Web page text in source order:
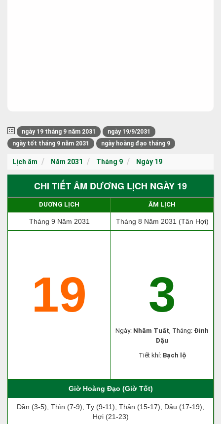
ngày 19 tháng 9 năm 2031
ngày 19/9/2031
ngày tốt tháng 9 năm 2031
ngày hoàng đạo tháng 9
Lịch âm Năm 2031 Tháng 9 Ngày 19
CHI TIẾT ÂM DƯƠNG LỊCH NGÀY 19
DƯƠNG LỊCH ÂM LỊCH
Tháng 9 Năm 2031 Tháng 8 Năm 2031 (Tân Hợi)
19 3
Ngày: Nhâm Tuất, Tháng: Đinh
Dậu
Tiết khí: Bạch lộ
Giờ Hoàng Đạo (Giờ Tốt)
Dần (3-5), Thìn (7-9), Tỵ (9-11), Thân (15-17), Dậu (17-19),
Hợi (21-23)